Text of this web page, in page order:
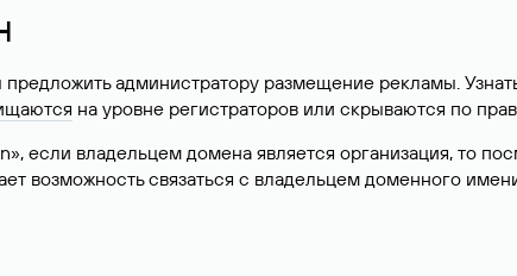
администратору размещение рекламы.
на уровне регистраторов или скрываются по
если владельцем домена является организация, то
возможность связаться с владельцем доменного